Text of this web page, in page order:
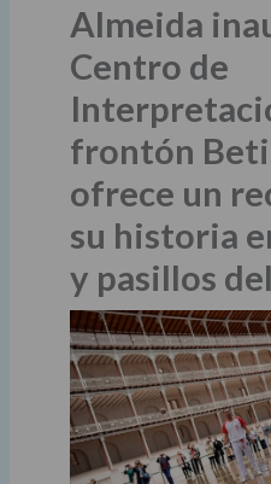
Almeida
Centro de
frontón Beti
ofrece un
su historia
y pasillos